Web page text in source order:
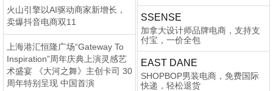
火山引擎以AI驱动商家新增长，
卖爆抖音电商双11
上海港汇恒隆广场“Gateway To
Inspiration”周年庆典上演灵感艺
术盛宴 《大河之舞》主创卡司 30
周年特别呈现 中国首演
SSENSE
加拿大设计师品牌电商，支持支
付宝，一价全包
EAST DANE
SHOPBOP男装电商，免费国际
快递，轻松退货